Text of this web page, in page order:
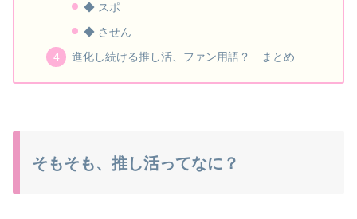
◆ スポ
◆ させん
進化し続ける推し活、ファン用語？ まとめ
そもそも、推し活ってなに？